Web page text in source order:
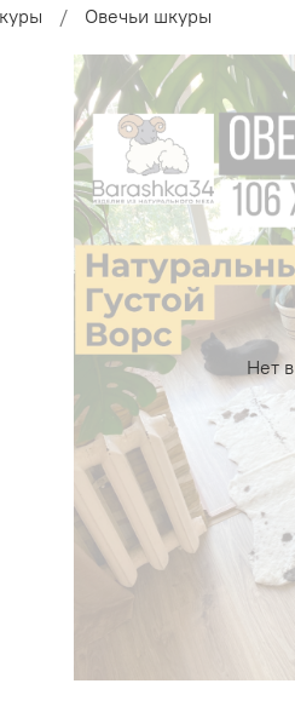
Овечьи шкуры
Нет